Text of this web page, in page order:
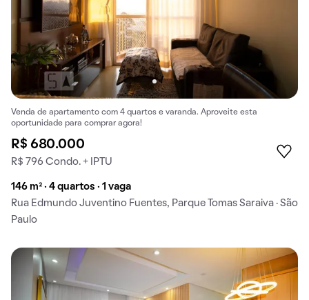
Venda de apartamento com 4 quartos e varanda. Aproveite esta
oportunidade para comprar agora!
R$ 680.000
R$ 796 Condo. + IPTU
146 m² · 4 quartos · 1 vaga
Rua Edmundo Juventino Fuentes, Parque Tomas Saraiva · São
Paulo